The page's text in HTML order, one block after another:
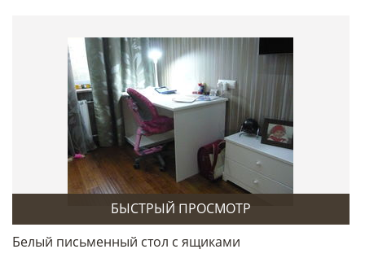
БЫСТРЫЙ ПРОСМОТР
Белый письменный стол с ящиками